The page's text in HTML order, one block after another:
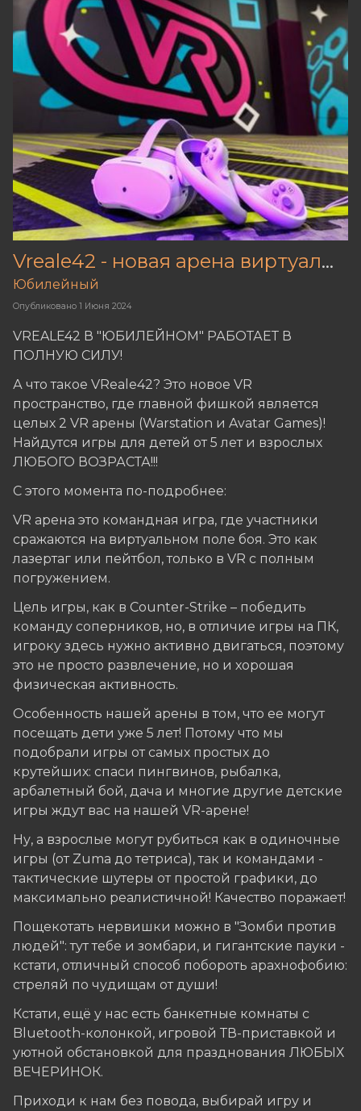
Vreale42 - новая арена виртуальной реальности в Кемерове!
Опубликовано 1 Июня 2024
Юбилейный
VREALE42 В "ЮБИЛЕЙНОМ" РАБОТАЕТ В
ПОЛНУЮ СИЛУ!
А что такое VReale42? Это новое VR
пространство, где главной фишкой является
целых 2 VR арены (Warstation и Avatar Games)!
Найдутся игры для детей от 5 лет и взрослых
ЛЮБОГО ВОЗРАСТА!!!
С этого момента по-подробнее:
VR арена это командная игра, где участники
сражаются на виртуальном поле боя. Это как
лазертаг или пейтбол, только в VR с полным
погружением.
Цель игры, как в Counter-Strike – победить
команду соперников, но, в отличие игры на ПК,
игроку здесь нужно активно двигаться, поэтому
это не просто развлечение, но и хорошая
физическая активность.
Особенность нашей арены в том, что ее могут
посещать дети уже 5 лет! Потому что мы
подобрали игры от самых простых до
крутейших: cпаси пингвинов, рыбалка,
арбалетный бой, дача и многие другие детские
игры ждут вас на нашей VR-арене!
Ну, а взрослые могут рубиться как в одиночные
игры (от Zuma до тетриса), так и командами -
тактические шутеры от простой графики, до
максимально реалистичной! Качество поражает!
Пощекотать нервишки можно в "Зомби против
людей": тут тебе и зомбари, и гигантские пауки -
кстати, отличный способ побороть арахнофобию:
стреляй по чудищам от души!
Кстати, ещё у нас есть банкетные комнаты с
Bluetooth-колонкой, игровой ТВ-приставкой и
уютной обстановкой для празднования ЛЮБЫХ
ВЕЧЕРИНОК.
Приходи к нам без повода, выбирай игру и